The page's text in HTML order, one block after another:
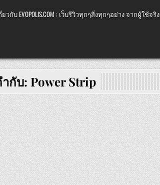
ยวกับ EVOPOLIS.COM : เว็บรีวิวทุกๆสิ่งทุกๆอย่าง จากผู้ใช้จริง
กับ: Power Strip